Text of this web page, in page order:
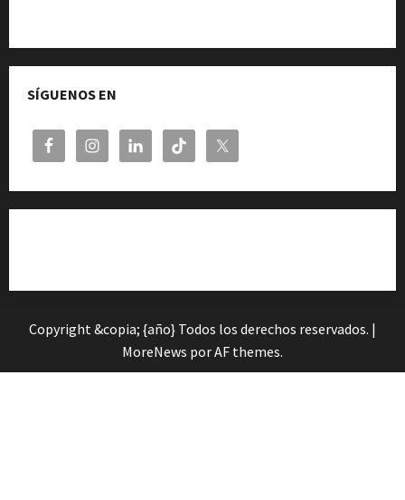
SÍGUENOS EN
Copyright &copia; {año} Todos los derechos reservados. |
MoreNews por AF themes.